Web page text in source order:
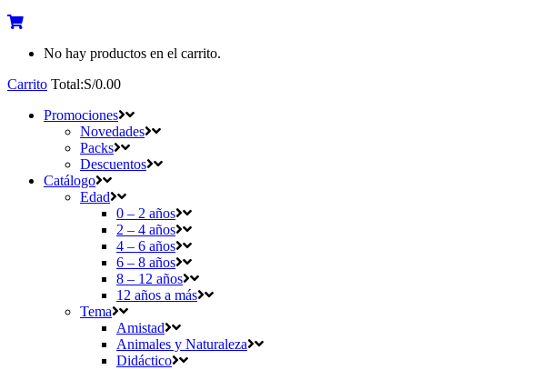
No hay productos en el carrito.
Carrito Total:S/0.00
Promociones
Novedades
Packs
Descuentos
Catálogo
Edad
0 – 2 años
2 – 4 años
4 – 6 años
6 – 8 años
8 – 12 años
12 años a más
Tema
Amistad
Animales y Naturaleza
Didáctico